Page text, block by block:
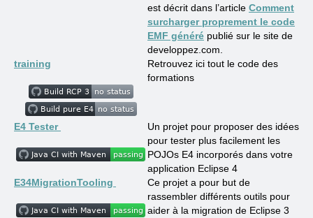
est décrit dans l’article Comment
surcharger proprement le code
EMF généré publié sur le site de
developpez.com.
training
Retrouvez ici tout le code des
formations
E4 Tester
Un projet pour proposer des idées
pour tester plus facilement les
POJOs E4 incorporés dans votre
application Eclipse 4
E34MigrationTooling
Ce projet a pour but de
rassembler différents outils pour
aider à la migration de Eclipse 3